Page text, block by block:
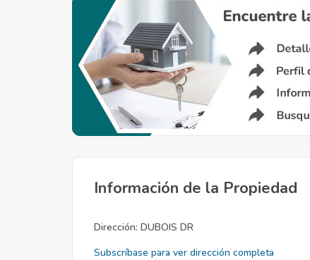
Información de la Propiedad
Dirección: DUBOIS DR
Subscríbase para ver dirección completa